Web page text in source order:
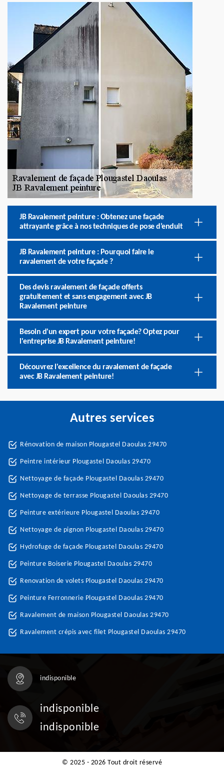
JB Ravalement peinture : Obtenez une façade
attrayante grâce à nos techniques de pose d’enduit
JB Ravalement peinture : Pourquoi faire le
ravalement de votre façade ?
Des devis ravalement de façade offerts
gratuitement et sans engagement avec JB
Ravalement peinture
Besoin d'un expert pour votre façade? Optez pour
l'entreprise JB Ravalement peinture!
Découvrez l'excellence du ravalement de façade
avec JB Ravalement peinture!
Autres services
Rénovation de maison Plougastel Daoulas 29470
Peintre intérieur Plougastel Daoulas 29470
Nettoyage de façade Plougastel Daoulas 29470
Nettoyage de terrasse Plougastel Daoulas 29470
Peinture extérieure Plougastel Daoulas 29470
Nettoyage de pignon Plougastel Daoulas 29470
Hydrofuge de façade Plougastel Daoulas 29470
Peinture Boiserie Plougastel Daoulas 29470
Renovation de volets Plougastel Daoulas 29470
Peinture Ferronnerie Plougastel Daoulas 29470
Ravalement de maison Plougastel Daoulas 29470
Ravalement crépis avec filet Plougastel Daoulas 29470
indisponible
indisponible
indisponible
© 2025 - 2026 Tout droit réservé